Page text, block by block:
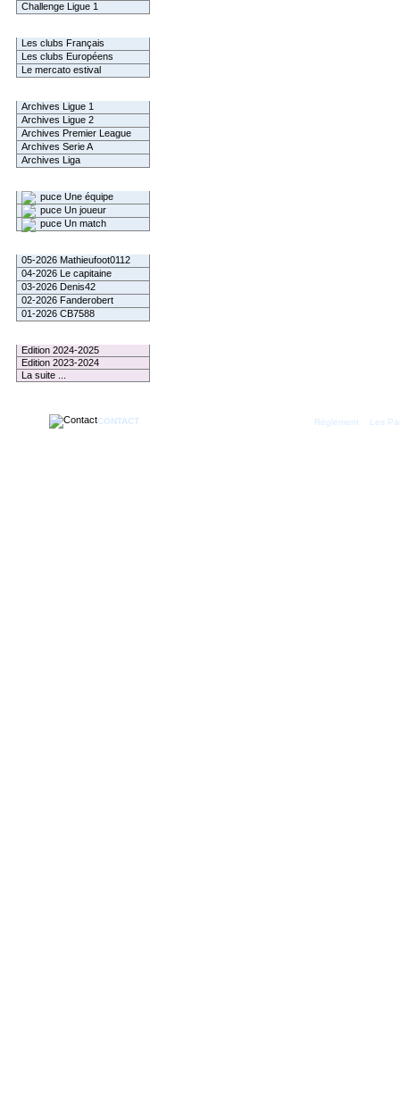
Challenge Ligue 1
Les clubs Français
Les clubs Européens
Le mercato estival
Archives Ligue 1
Archives Ligue 2
Archives Premier League
Archives Serie A
Archives Liga
Une équipe
Un joueur
Un match
05-2026 Mathieufoot0112
04-2026 Le capitaine
03-2026 Denis42
02-2026 Fanderobert
01-2026 CB7588
Edition 2024-2025
Edition 2023-2024
La suite ...
CONTACT Règlement Les